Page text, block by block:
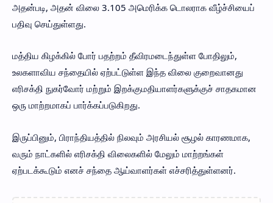
அதன்படி, அதன் விலை 3.105 அமெரிக்க டொலராக வீழ்ச்சியைப்
பதிவு செய்துள்ளது.
மத்திய கிழக்கில் போர் பதற்றம் தீவிரமடைந்துள்ள போதிலும்,
உலகளாவிய சந்தையில் ஏற்பட்டுள்ள இந்த விலை குறைவானது
எரிசக்தி நுகர்வோர் மற்றும் இறக்குமதியாளர்களுக்குச் சாதகமான
ஒரு மாற்றமாகப் பார்க்கப்படுகிறது.
இருப்பினும், பிராந்தியத்தில் நிலவும் அரசியல் சூழல் காரணமாக,
வரும் நாட்களில் எரிசக்தி விலைகளில் மேலும் மாற்றங்கள்
ஏற்படக்கூடும் எனச் சந்தை ஆய்வாளர்கள் எச்சரித்துள்ளனர்.